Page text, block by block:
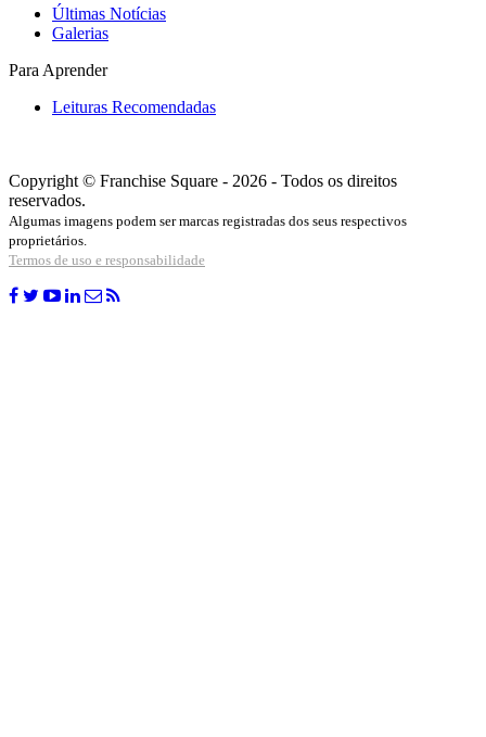
Últimas Notícias
Galerias
Para Aprender
Leituras Recomendadas
Copyright © Franchise Square - 2026 - Todos os direitos
reservados.
Algumas imagens podem ser marcas registradas dos seus respectivos
proprietários.
Termos de uso e responsabilidade